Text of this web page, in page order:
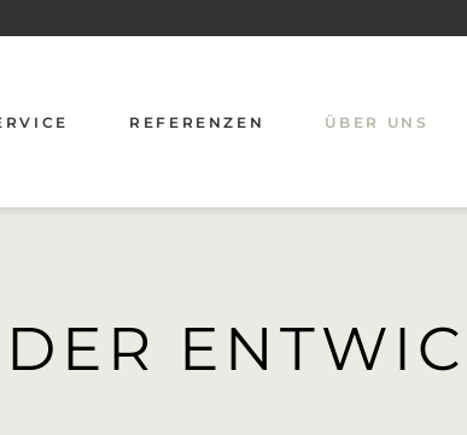
& PFLEGE
REFERENZEN ÜBER UNS